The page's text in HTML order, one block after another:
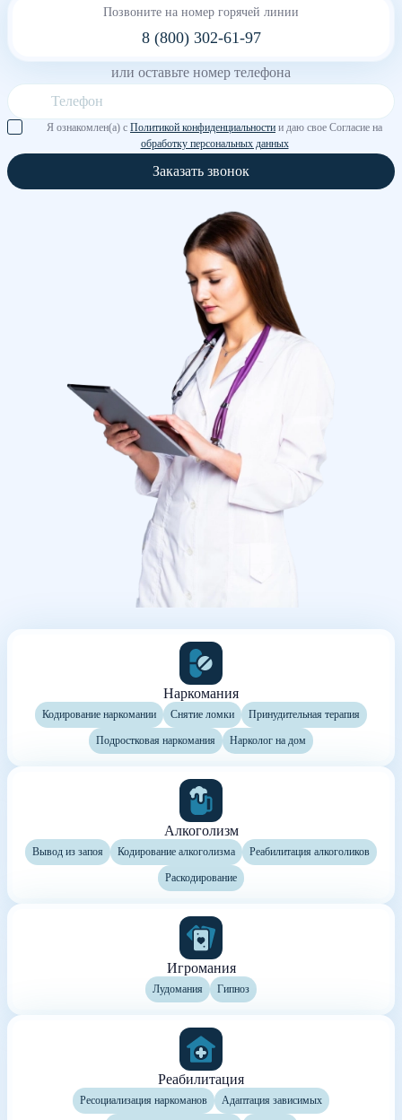
Позвоните на номер горячей линии
8 (800) 302-61-97
или оставьте номер телефона
Я ознакомлен(а) с Политикой конфиденциальности и даю свое Согласие на
обработку персональных данных
Заказать звонок
Наркомания
Кодирование наркомании Снятие ломки Принудительная терапия
Подростковая наркомания Нарколог на дом
Алкоголизм
Вывод из запоя Кодирование алкоголизма Реабилитация алкоголиков
Раскодирование
Игромания
Лудомания Гипноз
Реабилитация
Ресоциализация наркоманов Адаптация зависимых